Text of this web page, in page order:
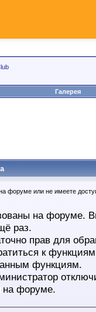
Галерея
форуме или не имеете
на форуме.
раз.
прав для
к
функциям.
на форуме.